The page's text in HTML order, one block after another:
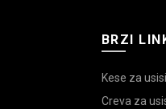
BRZI
Kese za
Creva za